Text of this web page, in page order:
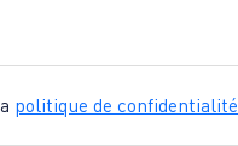
*
politique de confidentialité